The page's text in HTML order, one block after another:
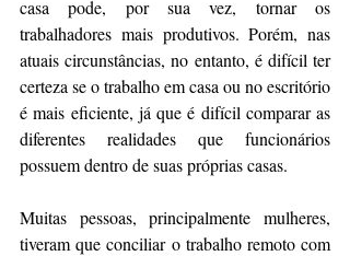
casa pode, por sua vez, tornar os
trabalhadores mais produtivos. Porém, nas
atuais circunstâncias, no entanto, é difícil ter
certeza se o trabalho em casa ou no escritório
é mais eficiente, já que é difícil comparar as
diferentes realidades que funcionários
possuem dentro de suas próprias casas.
Muitas pessoas, principalmente mulheres,
tiveram que conciliar o trabalho remoto com